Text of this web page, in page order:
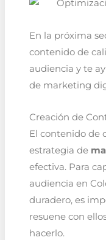
En la próxima
contenido de
audiencia y te
de marketing
Creación de
El contenido de
estrategia de
efectiva. Para
audiencia en
duradero, es
resuene con
hacerlo.